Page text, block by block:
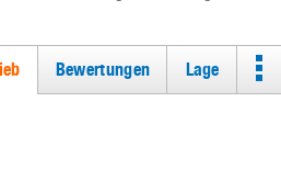
Bewertungen Lage